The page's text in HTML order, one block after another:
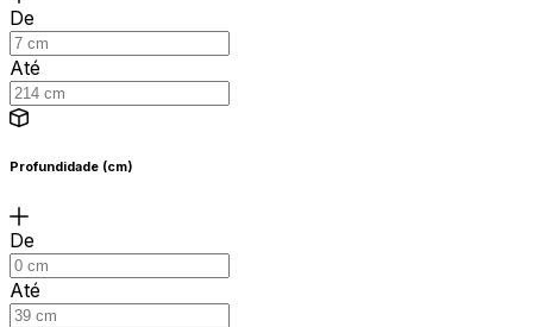
De
Até
Profundidade (cm)
De
Até